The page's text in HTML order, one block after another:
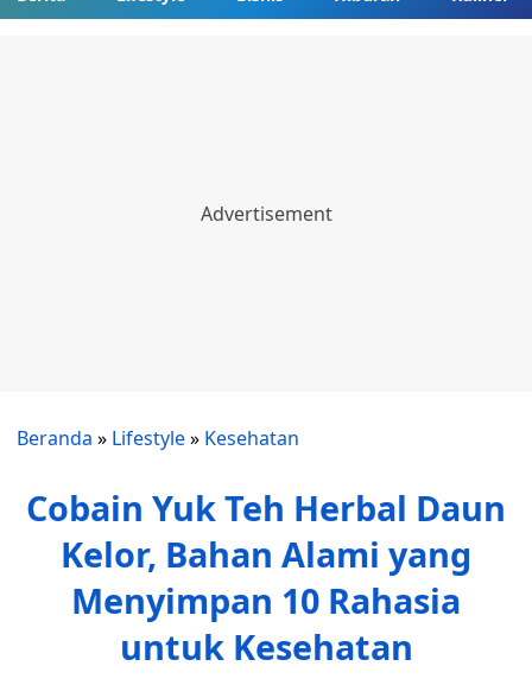
Beranda » Lifestyle» Kesehatan
Cobain Yuk Teh Herbal Daun
Kelor, Bahan Alami yang
Menyimpan 10 Rahasia
untuk Kesehatan